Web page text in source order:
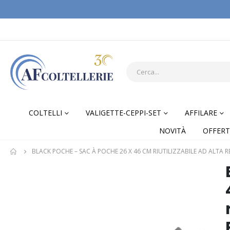
COLTELLI VALIGETTE-CEPPI-SET AFFILARE
NOVITÀ
BLACK POCHE – SAC À POCHE 26 X 46 CM RIUTILIZZABILE AD ALTA
Skip